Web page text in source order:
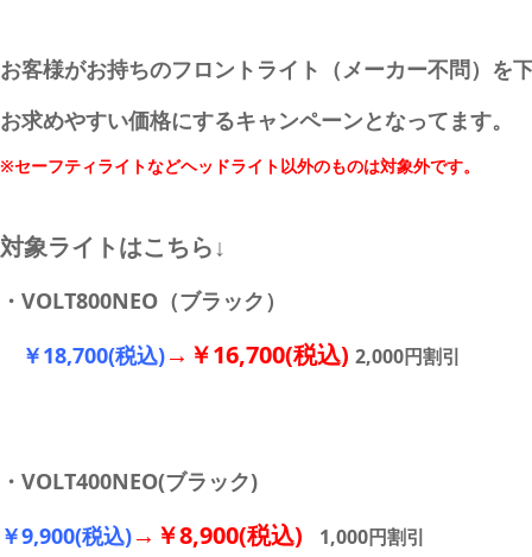
お客様がお持ちのフロントライト（メーカー不問）を
お求めやすい価格にするキャンペーンとなってます。
※セーフティライトなどヘッドライト以外のものは対象外です。
対象ライトはこちら↓
・VOLT800NEO（ブラック）
￥18,700(税込)→￥16,700(税込) 2,000円割引
・VOLT400NEO(ブラック)
￥9,900(税込)→￥8,900(税込) 1,000円割引